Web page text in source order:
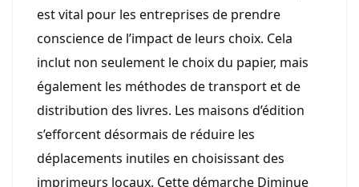
est vital pour les entreprises de prendre
conscience de l’impact de leurs choix. Cela
inclut non seulement le choix du papier, mais
également les méthodes de transport et de
distribution des livres. Les maisons d’édition
s’efforcent désormais de réduire les
déplacements inutiles en choisissant des
imprimeurs locaux. Cette démarche Diminue